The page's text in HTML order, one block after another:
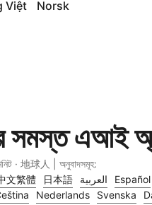
Việt Norsk
সমস্ত এআই
· 地球人 | অনুবাদসমূহ:
文繁體 日本語 العربية Español
Nederlands Svenska